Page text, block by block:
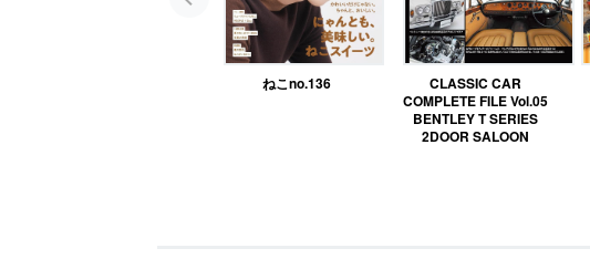
ねこno.136
CLASSIC CAR
COMPLETE FILE Vol.05
BENTLEY T SERIES
2DOOR SALOON